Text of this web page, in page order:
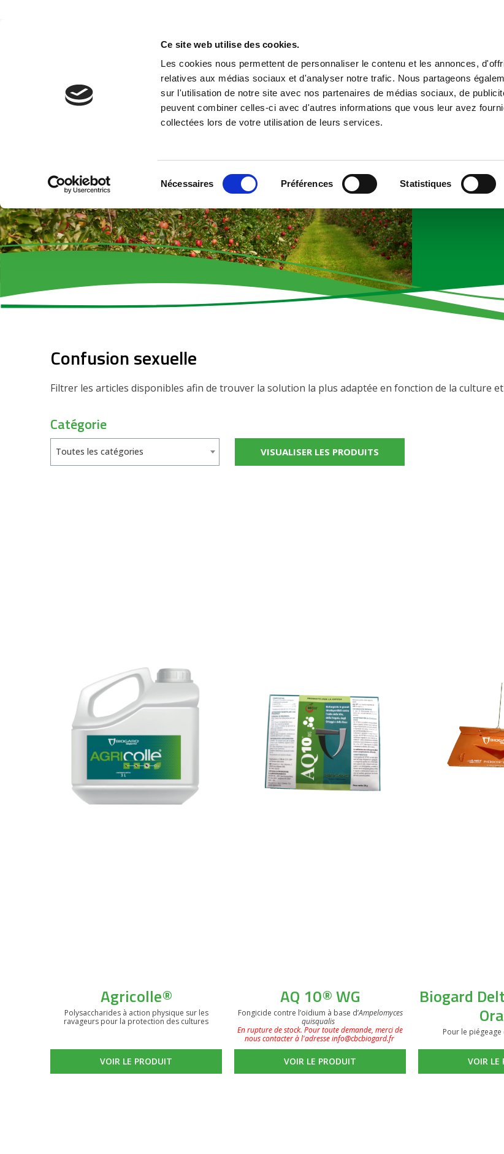
Les cookies nous permettent de personnaliser le contenu et les annonces,
relatives aux médias sociaux et d'analyser notre trafic. Nous partageons
sur l'utilisation de notre site avec nos partenaires de médias sociaux, de
peuvent combiner celles-ci avec d'autres informations que vous leur avez
collectées lors de votre utilisation de leurs services.
consentement
Confusion sexuelle
Filtrer les articles disponibles afin de trouver la solution la plus adaptée en fonction de la culture et
Toutes les catégories
Agricolle®
Polysaccharides à action physique sur les
ravageurs pour la protection des cultures
VOIR LE PRODUIT
AQ 10® WG
Fongicide contre l’oïdium à base d’Ampelomyces
quisqualis
En rupture de stock. Pour toute demande, merci de
nous contacter à l'adresse info@cbcbiogard.fr
VOIR LE PRODUIT
Biogard
Pour le